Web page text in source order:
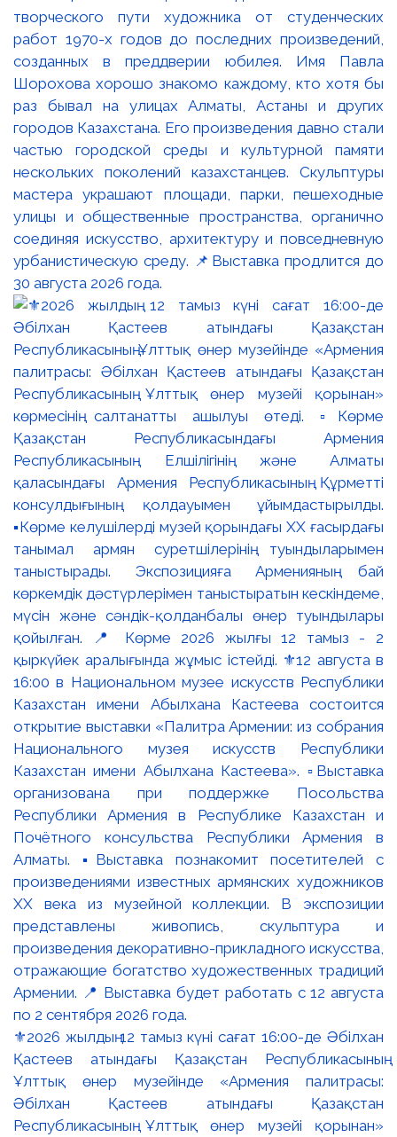
творческого пути художника от студенческих
работ 1970-х годов до последних произведений,
созданных в преддверии юбилея. Имя Павла
Шорохова хорошо знакомо каждому, кто хотя бы
раз бывал на улицах Алматы, Астаны и других
городов Казахстана. Его произведения давно стали
частью городской среды и культурной памяти
нескольких поколений казахстанцев. Скульптуры
мастера украшают площади, парки, пешеходные
улицы и общественные пространства, органично
соединяя искусство, архитектуру и повседневную
урбанистическую среду. 📌Выставка продлится до
30 августа 2026 года.
⚜️2026 жылдың 12 тамыз күні сағат 16:00-де Әбілхан
Қастеев атындағы Қазақстан Республикасының
Ұлттық өнер музейінде «Армения палитрасы:
Әбілхан Қастеев атындағы Қазақстан
Республикасының Ұлттық өнер музейі қорынан»